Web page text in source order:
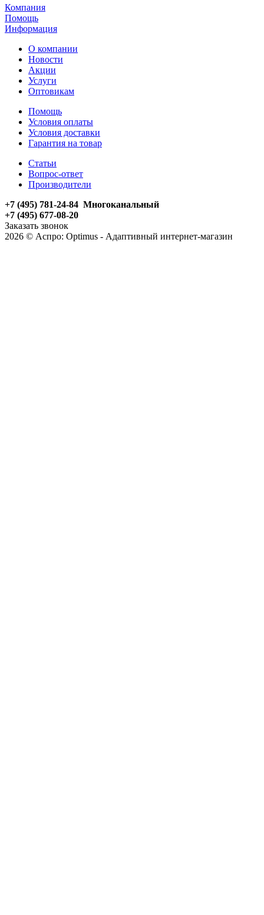
Компания
Помощь
Информация
О компании
Новости
Акции
Услуги
Оптовикам
Помощь
Условия оплаты
Условия доставки
Гарантия на товар
Статьи
Вопрос-ответ
Производители
+7 (495) 781-24-84 Многоканальный
+7 (495) 677-08-20
Заказать звонок
2026 © Аспро: Optimus - Адаптивный интернет-магазин